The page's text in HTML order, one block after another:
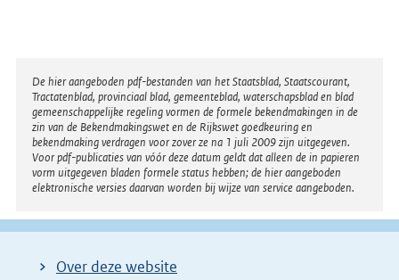
Disclaimer
De hier aangeboden pdf-bestanden van het Staatsblad, Staatscourant,
Tractatenblad, provinciaal blad, gemeenteblad, waterschapsblad en blad
gemeenschappelijke regeling vormen de formele bekendmakingen in de
zin van de Bekendmakingswet en de Rijkswet goedkeuring en
bekendmaking verdragen voor zover ze na 1 juli 2009 zijn uitgegeven.
Voor pdf-publicaties van vóór deze datum geldt dat alleen de in papieren
vorm uitgegeven bladen formele status hebben; de hier aangeboden
elektronische versies daarvan worden bij wijze van service aangeboden.
Over deze website